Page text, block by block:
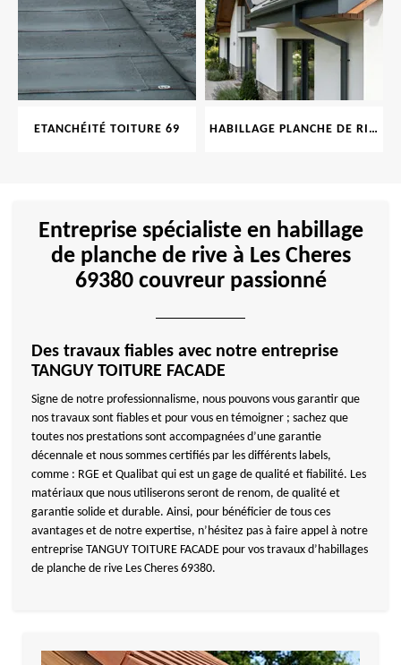
ETANCHÉITÉ TOITURE 69 HABILLAGE PLANCHE DE RIVE 69
Entreprise spécialiste en habillage
de planche de rive à Les Cheres
69380 couvreur passionné
Des travaux fiables avec notre entreprise
TANGUY TOITURE FACADE
Signe de notre professionnalisme, nous pouvons vous garantir que
nos travaux sont fiables et pour vous en témoigner ; sachez que
toutes nos prestations sont accompagnées d’une garantie
décennale et nous sommes certifiés par les différents labels,
comme : RGE et Qualibat qui est un gage de qualité et fiabilité. Les
matériaux que nous utiliserons seront de renom, de qualité et
garantie solide et durable. Ainsi, pour bénéficier de tous ces
avantages et de notre expertise, n’hésitez pas à faire appel à notre
entreprise TANGUY TOITURE FACADE pour vos travaux d’habillages
de planche de rive Les Cheres 69380.